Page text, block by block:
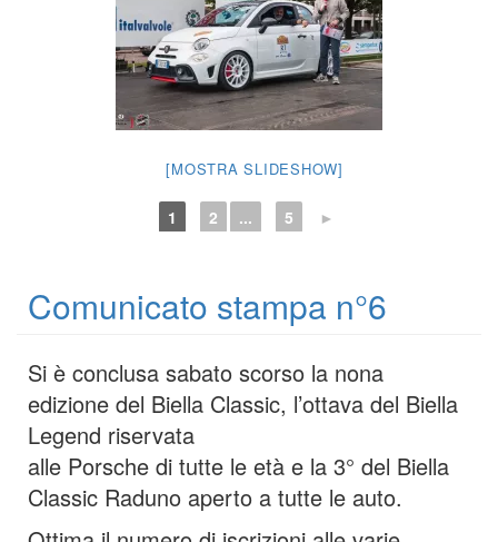
[MOSTRA SLIDESHOW]
1 2 ... 5 ►
Comunicato stampa n°6
Si è conclusa sabato scorso la nona
edizione del Biella Classic, l’ottava del Biella
Legend riservata
alle Porsche di tutte le età e la 3° del Biella
Classic Raduno aperto a tutte le auto.